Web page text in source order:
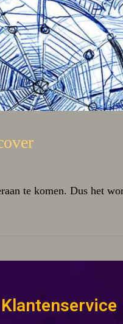
te komen. Dus het
Klantenservice